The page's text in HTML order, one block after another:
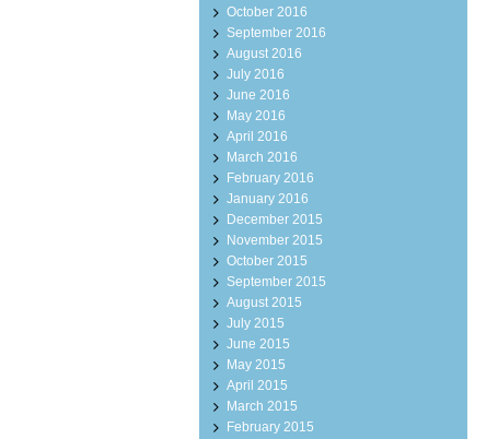
October 2016
September 2016
August 2016
July 2016
June 2016
May 2016
April 2016
March 2016
February 2016
January 2016
December 2015
November 2015
October 2015
September 2015
August 2015
July 2015
June 2015
May 2015
April 2015
March 2015
February 2015